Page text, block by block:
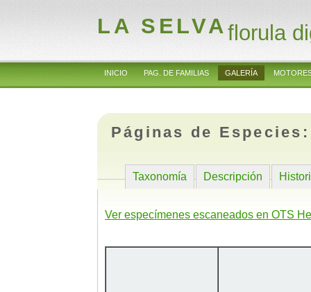
LA SELVAflorula
INICIO PAG. DE FAMILIAS GALERÍA
Páginas de
Taxonomía Descripción
Ver especímenes escaneados en OTS